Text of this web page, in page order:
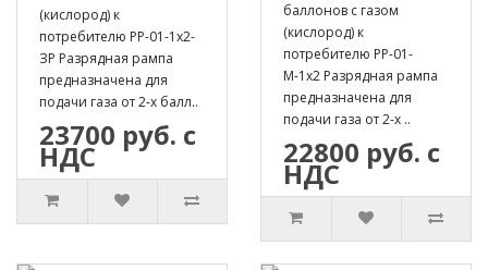
(кислород) к
потребителю РР-01-1х2-
ЗР Разрядная рампа
предназначена для
подачи газа от 2-х балл..
23700 руб. с
НДС
баллонов с газом
(кислород) к
потребителю РР-01-
М-1х2 Разрядная рампа
предназначена для
подачи газа от 2-х ..
22800 руб. с
НДС